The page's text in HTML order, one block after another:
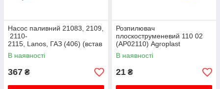
Насос паливний 21083, 2109,
2110-
2115, Lanos, ГАЗ (406) (встав
ка) (бензонасос)
В наявності
367 ₴
Розпилювач
плоскоструменевий 110 02
(AP02110) Agroplast
В наявності
21 ₴